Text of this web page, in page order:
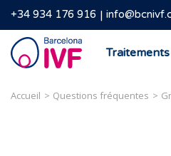
+34 934 176 916
Barcelona
IVF
Traitements
Accueil Questions fréquentes